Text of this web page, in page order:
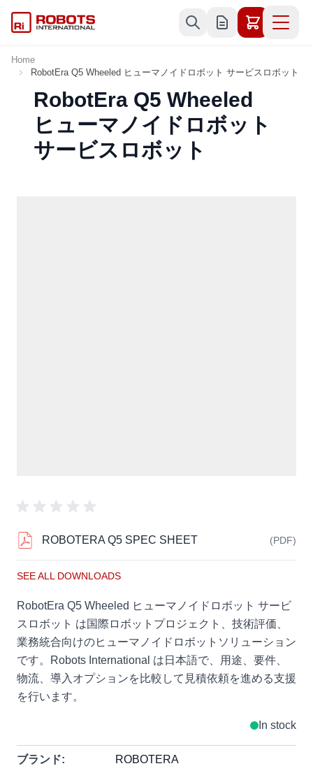
Home
RobotEra Q5 Wheeled ヒューマノイドロボット サービスロボット
RobotEra Q5 Wheeled
ヒューマノイドロボット
サービスロボット
ROBOTERA Q5 SPEC SHEET (PDF)
SEE ALL DOWNLOADS
RobotEra Q5 Wheeled ヒューマノイドロボット サービ
スロボット は国際ロボットプロジェクト、技術評価、
業務統合向けのヒューマノイドロボットソリューション
です。Robots International は日本語で、用途、要件、
物流、導入オプションを比較して見積依頼を進める支援
を行います。
In stock
ブランド: ROBOTERA